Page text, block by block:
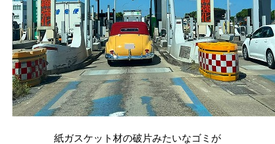
紙ガスケット材の破片みたいなゴミが